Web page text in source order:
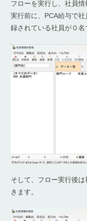
フローを実行し、社員
実行前に、PCA給与で
録されている社員が０名
そして、フロー実行後
きます。